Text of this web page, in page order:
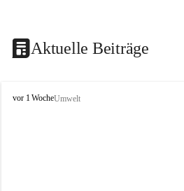
Aktuelle Beiträge
V
vor 1 WocheUmwelt